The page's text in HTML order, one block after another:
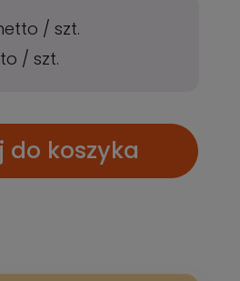
/szt.
/szt.
do koszyka